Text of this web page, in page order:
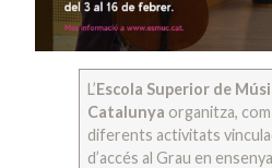
L’Escola Superior de
Catalunya organitza, com
diferents activitats
d’accés al Grau en